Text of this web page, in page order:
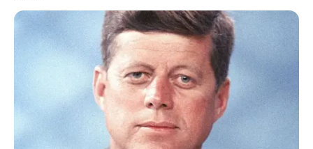
PRIX DOMINIK CORDEAU
PRONOSTIC QUINTE 01-01-
2025